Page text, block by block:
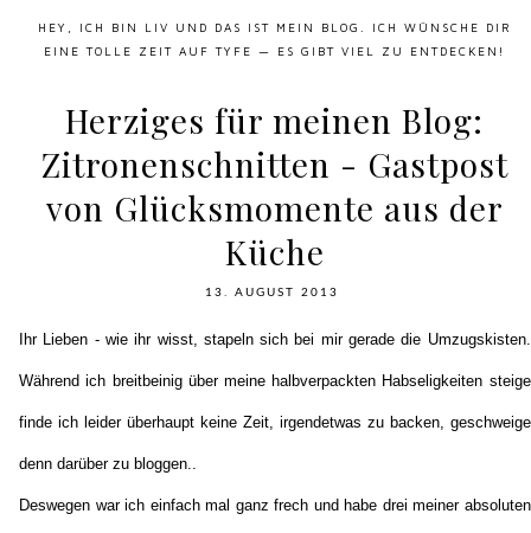
HEY, ICH BIN LIV UND DAS IST MEIN BLOG. ICH WÜNSCHE DIR
EINE TOLLE ZEIT AUF TYFE — ES GIBT VIEL ZU ENTDECKEN!
Herziges für meinen Blog:
Zitronenschnitten - Gastpost
von Glücksmomente aus der
Küche
13. AUGUST 2013
Ihr Lieben - wie ihr wisst, stapeln sich bei mir gerade die Umzugskisten.
Während ich breitbeinig über meine halbverpackten Habseligkeiten steige
finde ich leider überhaupt keine Zeit, irgendetwas zu backen, geschweige
denn darüber zu bloggen..
Deswegen war ich einfach mal ganz frech und habe drei meiner absoluten